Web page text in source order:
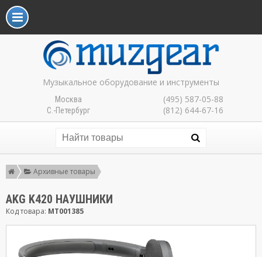
Музыкальное оборудование и инструменты
Москва (495) 587-05-88
С.-Петербург (812) 644-67-16
Архивные товары
AKG K420 НАУШНИКИ
Код товара: MT001385